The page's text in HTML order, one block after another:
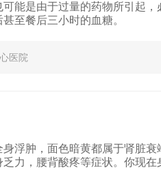
能是由于过量的药物所引起
至餐后三小时的血糖。
医院
浮肿，面色暗黄都属于肾脏
力，腰背酸疼等症状。你现在